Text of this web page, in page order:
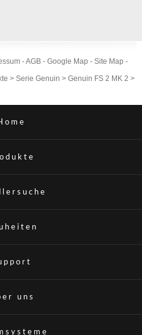
-AGB- Google Map - Site Map -
>Serie Genuin >Genuin FS 2 MK 2 >
uns